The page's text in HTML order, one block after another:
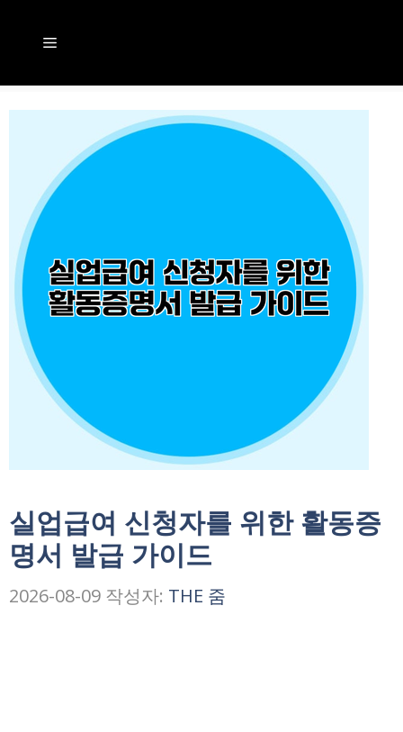
로
메
뉴
실업급여 신청자를 위한 활동증
명서 발급 가이드
2026-08-09 작성자: THE 줌